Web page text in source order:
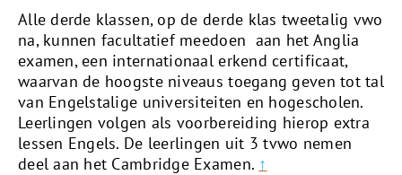
Alle derde klassen, op de derde klas tweetalig vwo
na, kunnen facultatief meedoen aan het Anglia
examen, een internationaal erkend certificaat,
waarvan de hoogste niveaus toegang geven tot tal
van Engelstalige universiteiten en hogescholen.
Leerlingen volgen als voorbereiding hierop extra
lessen Engels. De leerlingen uit 3 tvwo nemen
deel aan het Cambridge Examen. ↑